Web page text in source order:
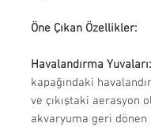
Öne Çıkan Özellikler:
Havalandırma Yuvaları:
kapağındaki
ve çıkıştaki aerasyon
akvaryuma geri dönen